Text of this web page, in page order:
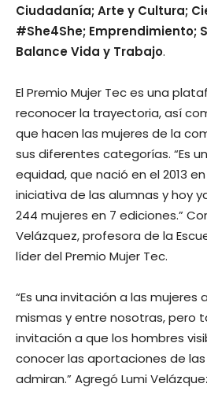
Ciudadanía; Arte y Cultura;
#She4She; Emprendimiento;
Balance Vida y Trabajo.
El Premio Mujer Tec es una
reconocer la trayectoria, así
que hacen las mujeres de la
sus diferentes categorías. “Es
equidad, que nació en el 2013
iniciativa de las alumnas y hoy
244 mujeres en 7 ediciones.”
Velázquez, profesora de la
líder del Premio Mujer Tec.
“Es una invitación a las mujeres
mismas y entre nosotras, pero
invitación a que los hombres
conocer las aportaciones de
admiran.” Agregó Lumi